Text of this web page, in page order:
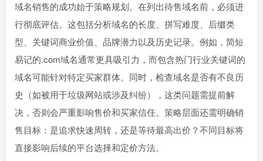
域名销售的成功始于策略规划。在列出待售域名前，必须进
行彻底评估。这包括分析域名的长度、拼写难度、后缀类
型、关键词商业价值、品牌潜力以及历史记录。例如，简短
易记的.com域名通常更具吸引力，而包含热门行业关键词的
域名可能针对特定买家群体。同时，检查域名是否有不良历
史（如被用于垃圾网站或涉及纠纷），这类问题需提前解
决，否则会严重影响售价和买家信任。策略层面还需明确销
售目标：是追求快速周转，还是等待最高出价？不同目标将
直接影响后续的平台选择和定价方法。